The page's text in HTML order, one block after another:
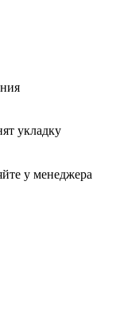
укладку
у менеджера